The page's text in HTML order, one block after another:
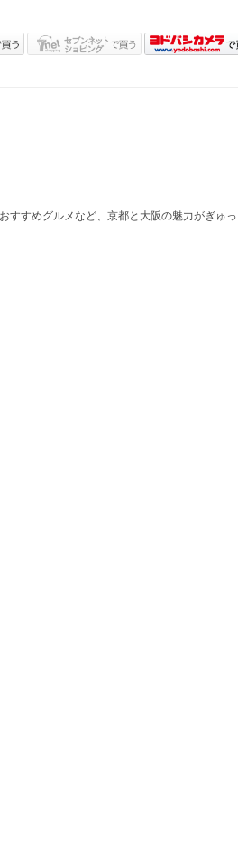
すめグルメなど、京都と大阪の魅力がぎゅっ